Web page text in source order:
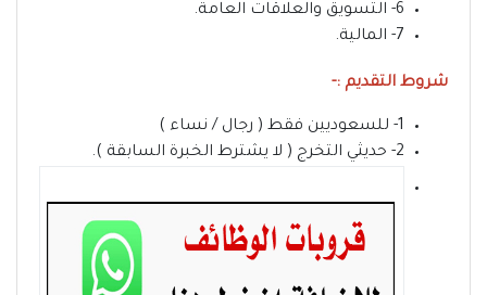
6- التسويق والعلاقات العامة.
7- المالية.
شروط التقديم :-
1- للسعوديين فقط ( رجال / نساء )
2- حديثي التخرج ( لا يشترط الخبرة السابقة ).